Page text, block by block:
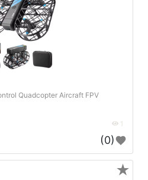
Quadcopter Aircraft FPV
1
(0)
★